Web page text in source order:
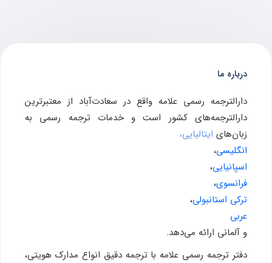
درباره ما
دارالترجمه رسمی علامه واقع در سعادت‌آباد از معتبرترین
دارالترجمه‌های کشور است و خدمات ترجمه رسمی به
زبان‌های ایتالیایی،
انگلیسی،
اسپانیایی،
فرانسوی،
ترکی استانبولی،
عربی
و آلمانی ارائه می‌دهد.
دفتر ترجمه رسمی علامه با ترجمه دقیق انواع مدارک هویتی،